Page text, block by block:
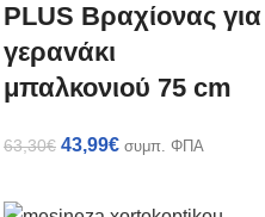
PLUS Βραχίονας για
γεραvάκι
μπαλκονιού 75 cm
63,30€ 43,99€ συμπ. ΦΠΑ